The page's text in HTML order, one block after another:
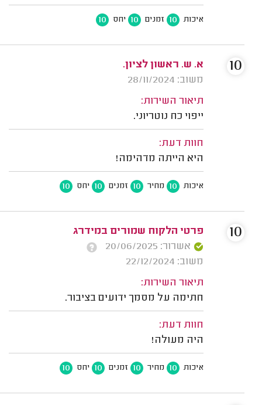
איכות 10 זמנים 10 יחס 10
א. ש. ראשון לציון.
משוב: 28/11/2024
תיאור השירות:
ייפוי כח נוטריוני.
חוות דעת:
היא הייתה מדהימה!
איכות 10 מחיר 10 זמנים 10 יחס 10
10
פרטי הלקוח שמורים במידרג
אשרור: 20/06/2025
משוב: 22/12/2024
תיאור השירות:
חתימה על מסמך ידועים בציבור.
חוות דעת:
היה מעולה!
איכות 10 מחיר 10 זמנים 10 יחס 10
10